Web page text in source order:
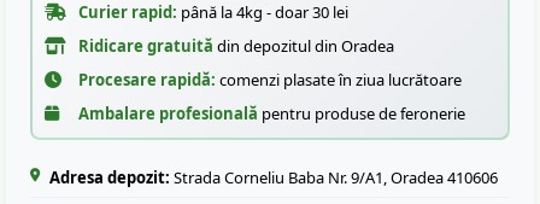
Curier rapid: până la 4kg - doar 30 lei
Ridicare gratuită din depozitul din Oradea
Procesare rapidă: comenzi plasate în ziua lucrătoare
Ambalare profesională pentru produse de feronerie
Adresa depozit: Strada Corneliu Baba Nr. 9/A1, Oradea 410606